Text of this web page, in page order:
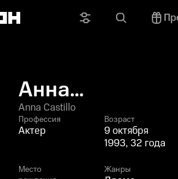
Анна
Кастильо
Anna Castillo
Профессия
Актер
Возраст
9 октября
1993, 32 года
Место
Жанры